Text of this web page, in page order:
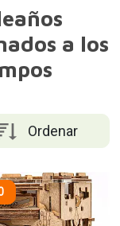
a los
Ordenar